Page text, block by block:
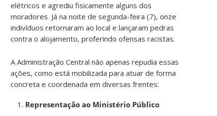
elétricos e agrediu fisicamente alguns dos
moradores. Já na noite de segunda-feira (7), onze
indivíduos retornaram ao local e lançaram pedras
contra o alojamento, proferindo ofensas racistas.
A Administração Central não apenas repudia essas
ações, como está mobilizada para atuar de forma
concreta e coordenada em diversas frentes:
Representação ao Ministério Público